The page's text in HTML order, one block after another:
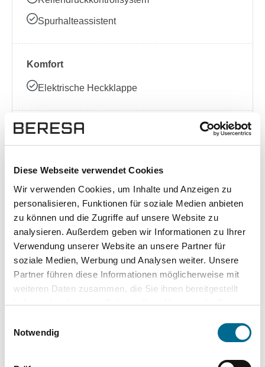
Diese Webseite verwendet Cookies
Wir verwenden Cookies, um Inhalte und Anzeigen zu
personalisieren, Funktionen für soziale Medien anbieten
zu können und die Zugriffe auf unsere Website zu
analysieren. Außerdem geben wir Informationen zu Ihrer
Verwendung unserer Website an unsere Partner für
soziale Medien, Werbung und Analysen weiter. Unsere
Partner führen diese Informationen möglicherweise mit
weiteren Daten zusammen, die Sie ihnen bereitgestellt
haben oder die sie im Rahmen Ihrer Nutzung der Dienste
Cookies, wenn Sie unsere Webseite weiterhin nutzen.
Notwendig
Spurhalteassistent
Komfort
Elektrische Heckklappe
Exposé herunterladen [pdf]
Unsere Vorteile
wuddi Leasing Kauf
Versicherung ✔ - -
-